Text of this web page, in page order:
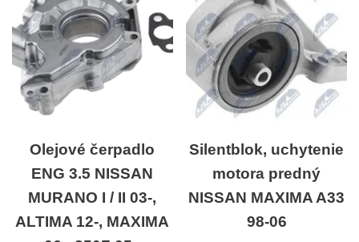
Olejové čerpadlo
ENG 3.5 NISSAN
MURANO I / II 03-,
ALTIMA 12-, MAXIMA
Silentblok, uchytenie
motora predný
NISSAN MAXIMA A33
98-06